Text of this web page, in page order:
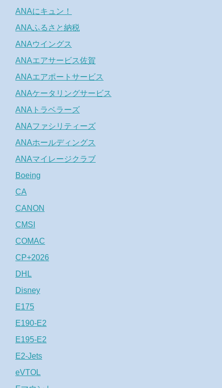
ANAにキュン！
ANAふるさと納税
ANAウイングス
ANAエアサービス佐賀
ANAエアポートサービス
ANAケータリングサービス
ANAトラベラーズ
ANAファシリティーズ
ANAホールディングス
ANAマイレージクラブ
Boeing
CA
CANON
CMSI
COMAC
CP+2026
DHL
Disney
E175
E190-E2
E195-E2
E2-Jets
eVTOL